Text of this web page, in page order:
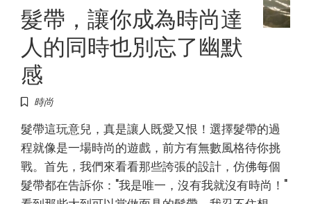
髮帶，讓你成為時尚達
人的同時也別忘了幽默
感
時尚
髮帶這玩意兒，真是讓人既愛又恨！選擇髮帶的過
程就像是一場時尚的遊戲，前方有無數風格待你挑
戰。首先，我們來看看那些誇張的設計，仿佛每個
髮帶都在告訴你："我是唯一，沒有我就沒有時尚！"